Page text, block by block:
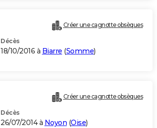
Créer une cagnotte obsèques
Décès
18/10/2016 à Biarre (Somme)
Créer une cagnotte obsèques
Décès
26/07/2014 à Noyon (Oise)